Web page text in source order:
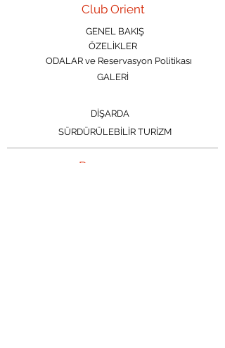
Club Orient
GENEL BAKIŞ
ÖZELİKLER
ODALAR ve Reservasyon Politikası
GALERİ
DİŞARDA
SÜRDÜRÜLEBİLİR TURİZM
Rezervasyon